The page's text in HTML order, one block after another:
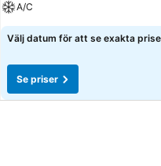
A/C
Välj datum för att se exakta
Se priser